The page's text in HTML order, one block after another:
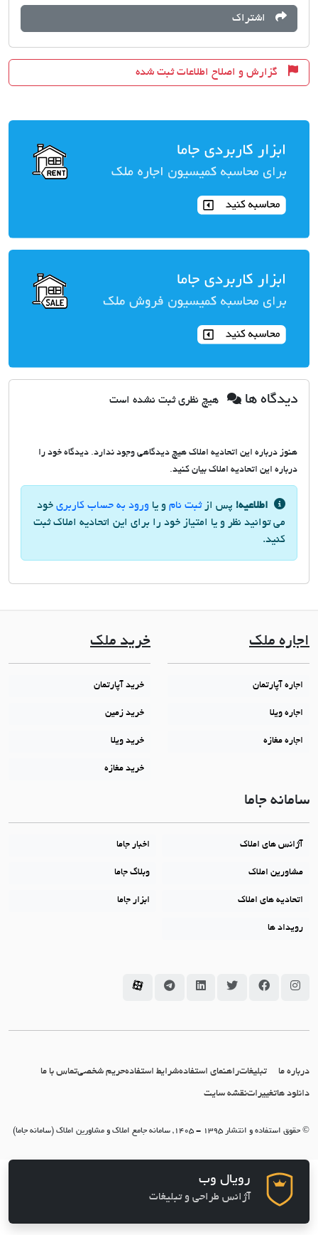
اشتراک
گزارش و اصلاح اطلاعات ثبت شده
دیدگاه ها هیچ نظری ثبت نشده است
هنوز درباره این اتحادیه املاک هیچ دیدگاهی وجود ندارد. دیدگاه خود را
درباره این اتحادیه املاک بیان کنید.
اطلاعیه! پس ازثبت نام و یا ورود به حساب کاربری خود
می توانید نظر و یا امتیاز خود را برای این اتحادیه املاک ثبت
کنید.
اجاره ملک
اجاره آپارتمان
اجاره ویلا
اجاره مغازه
خرید ملک
خرید آپارتمان
خرید زمین
خرید ویلا
خرید مغازه
سامانه جاما
آژانس های املاک اخبار جاما
مشاورین املاک وبلاگ جاما
اتحادیه های املاک ابزار جاما
رویداد ها
سامانه جاما در اینستاگرام
سامانه جاما در فیسبوک
سامانه جاما در توئیتر
سامانه جاما در لینکداین
سامانه جاما در تلگرام
سامانه جاما در آپارات
درباره ما تبلیغاتراهنمای استفادهشرایط استفادهحریم شخصیتماس با ما
دانلود هاتغییراتنقشه سایت
© حقوق استفاده و انتشار 1395 - 1405, سامانه جامع املاک و مشاورین املاک (سامانه جاما)
رویال وب
آژانس طراحی و تبلیغات